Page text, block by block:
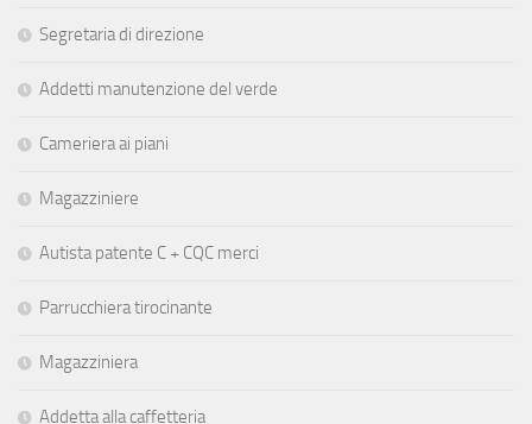
Segretaria di direzione
Addetti manutenzione del verde
Cameriera ai piani
Magazziniere
Autista patente C + CQC merci
Parrucchiera tirocinante
Magazziniera
Addetta alla caffetteria